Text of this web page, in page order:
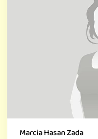
Marcia Hasan Zada